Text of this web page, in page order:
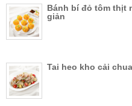
Bánh bí đỏ tôm thịt
giản
Tai heo kho cải